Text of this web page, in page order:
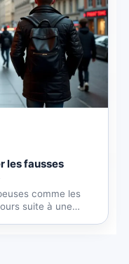
les fausses
comme les
suite à une